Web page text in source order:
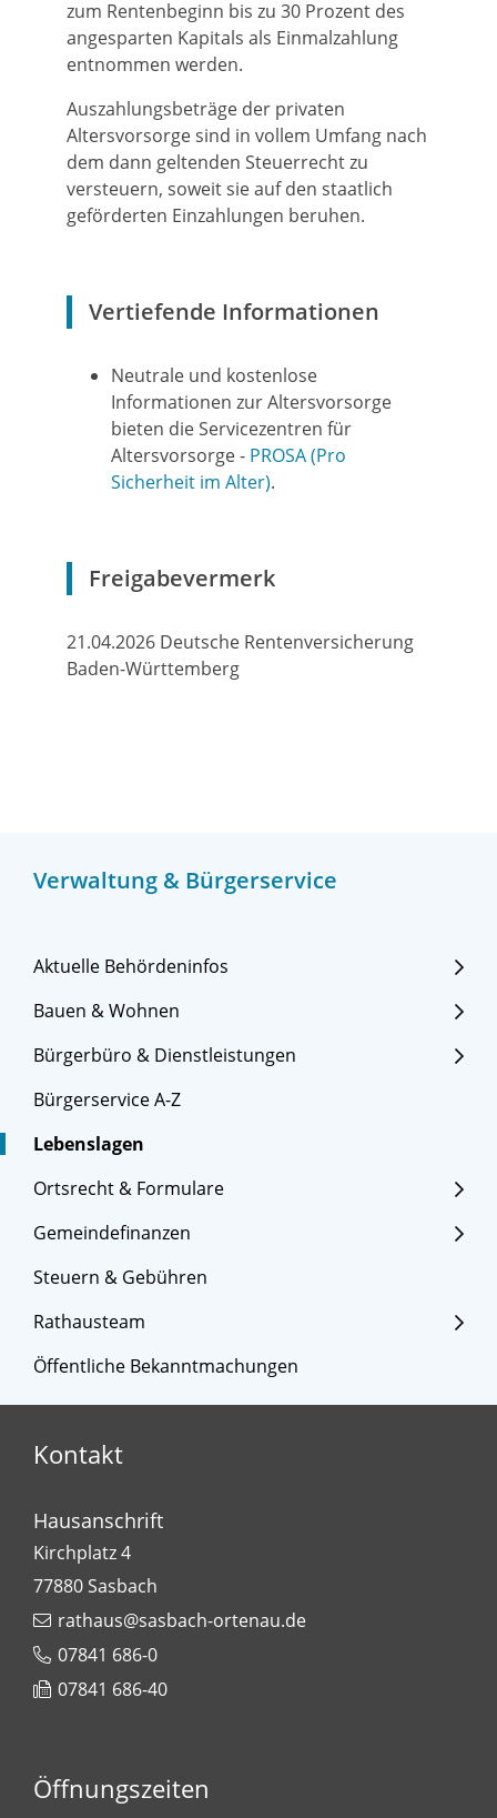
Verwaltung & Bürgerservice
Aktuelle Behördeninfos
Bauen & Wohnen
Bürgerbüro & Dienstleistungen
Bürgerservice A-Z
Lebenslagen
Ortsrecht & Formulare
Gemeindefinanzen
Steuern & Gebühren
Rathausteam
Öffentliche Bekanntmachungen
zum Rentenbeginn bis zu 30 Prozent des
angesparten Kapitals als Einmalzahlung
entnommen werden.
Auszahlungsbeträge der privaten
Altersvorsorge sind in vollem Umfang nach
dem dann geltenden Steuerrecht zu
versteuern, soweit sie auf den staatlich
geförderten Einzahlungen beruhen.
Vertiefende Informationen
Neutrale und kostenlose
Informationen zur Altersvorsorge
bieten die Servicezentren für
Altersvorsorge - PROSA (Pro
Sicherheit im Alter).
Freigabevermerk
21.04.2026 Deutsche Rentenversicherung
Baden-Württemberg
Kontakt
Hausanschrift
Kirchplatz 4
77880Sasbach
rathaus@sasbach-ortenau.de
07841 686-0
07841 686-40
Öffnungszeiten